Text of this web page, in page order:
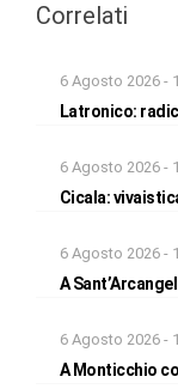
Correlati
6 Agosto 2026 -
Latronico:
6 Agosto 2026 -
Cicala:
6 Agosto 2026 -
A
6 Agosto 2026 -
A Monticchio